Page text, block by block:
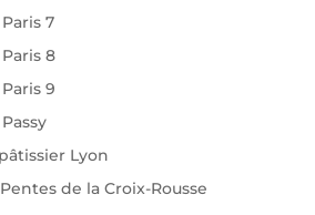
7
8
9
Lyon
de la Croix-Rousse